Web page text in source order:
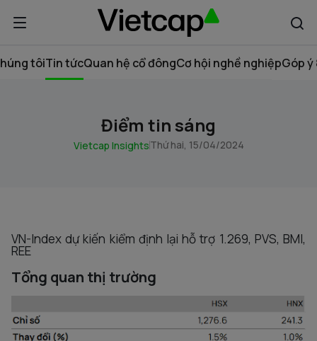
tôiTin tứcQuan hệ cổ đôngCơ hội nghề nghiệpGóp ý
Điểm tin sáng
Vietcap InsightsThứ hai, 15/04/2024
VN-Index dự kiến kiểm định lại hỗ trợ 1.269, PVS, BMI,
REE
Tổng quan thị trường